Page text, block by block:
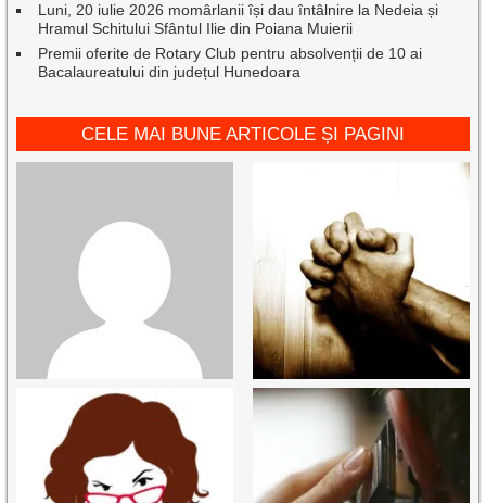
Luni, 20 iulie 2026 momârlanii își dau întâlnire la Nedeia și
Hramul Schitului Sfântul Ilie din Poiana Muierii
Premii oferite de Rotary Club pentru absolvenții de 10 ai
Bacalaureatului din județul Hunedoara
CELE MAI BUNE ARTICOLE ȘI PAGINI